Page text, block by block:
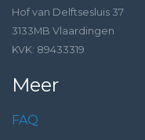
Hof van Delftsesluis 37
3133MB Vlaardingen
KVK: 89433319
Meer
FAQ